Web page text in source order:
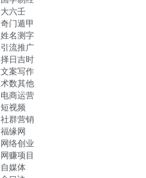
大六壬
奇门遁甲
姓名测字
引流推广
择日吉时
文案写作
术数其他
电商运营
短视频
社群营销
福缘网
网络创业
网赚项目
自媒体